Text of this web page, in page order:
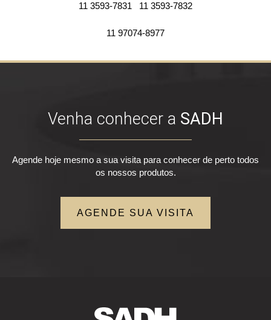
11 3593-7831 11 3593-7832
11 97074-8977
Venha conhecer a SADH
Agende hoje mesmo a sua visita para conhecer de perto todos
os nossos produtos.
AGENDE SUA VISITA